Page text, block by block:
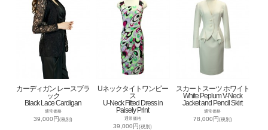
カーディガン レースブラ
ック
Black Lace Cardigan
通常価格
39,000円(税別)
Uネックタイトワンピー
ス
U-Neck Fitted Dress in
Paisely Print
通常価格
39,000円(税別)
スカートスーツ ホワイト
White Peplum V-Neck
Jacket and Pencil Skirt
通常価格
78,000円(税別)